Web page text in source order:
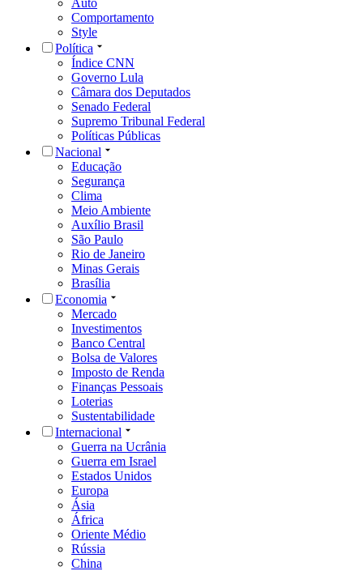
Comportamento
Style
Política
Índice CNN
Governo Lula
Câmara dos Deputados
Senado Federal
Supremo Tribunal Federal
Políticas Públicas
Nacional
Educação
Segurança
Clima
Meio Ambiente
Auxílio Brasil
São Paulo
Rio de Janeiro
Minas Gerais
Brasília
Economia
Mercado
Investimentos
Banco Central
Bolsa de Valores
Imposto de Renda
Finanças Pessoais
Loterias
Sustentabilidade
Internacional
Guerra na Ucrânia
Guerra em Israel
Estados Unidos
Europa
Ásia
África
Oriente Médio
Rússia
China